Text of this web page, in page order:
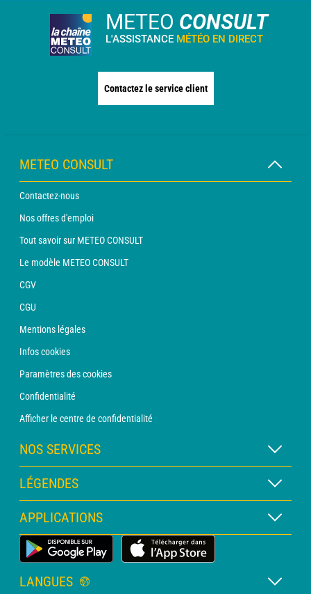
METEO CONSULT
L'ASSISTANCE MÉTÉO EN DIRECT
Contactez le service client
METEO CONSULT
Contactez-nous
Nos offres d'emploi
Tout savoir sur METEO CONSULT
Le modèle METEO CONSULT
CGV
CGU
Mentions légales
Infos cookies
Paramètres des cookies
Confidentialité
Afficher le centre de confidentialité
NOS SERVICES
Abonnement METEO Xpert
Abonnement METEO PRO
Consultation avec un prévisionniste
Bulletin PRO
LÉGENDES
Légende des cartes
Légende des pictogrammes
Glossaire
APPLICATIONS
Application Météo Terrestre
LANGUES